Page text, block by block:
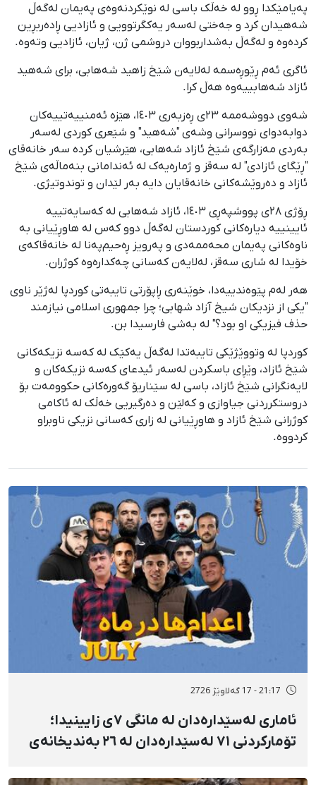
پەیامێکدا ڕوو لە خەڵک باسی لە نوێکردنەوەی پەیمان لەگەڵ
شەهیدان کرد و جەختی لەسەر یەکگرتوویی و ئازادیی ڕادەربڕین
کردەوە و لەگەڵ بەشداربووان دروشمی ژن، ژیان، ئازادیی وتەوە.
ئاگری ئەم ڕێوڕەسمە لەلایەن شێخ زاهید شەهابی، برای شەهید
ئازاد شەهابییەوە هەڵ کرا.
شەوی دووشەممە ٢٣ی ڕەزبەری ١٤٠٣، هێزە ئەمنییەتییەکان
دوابەدوای نووسرانی وشەی "شەهید" و شێعری کوردی لەسەر
بەردی مەزارگەی شێخ ئازاد شەهابی، هێرشیان کردە سەر خانەقای
"ڕێگای ئازادی" لە سەقز و ژمارەیەک لە ئەندامانی بنەماڵەی شێخ
ئازاد و دەروێشەکانی خانەقایان دایە بەر لێدان و توندوتیژی.
ڕۆژی ٢٨ی پووشپەڕی ١٤٠٣، ئازاد شەهابی لە کەسایەتییە
ئایینییە دیارەکانی کوردستان لەگەڵ دوو کەس لە هاوڕێیانی بە
ناوەکانی پەیمان محەممەدی و پەرویز ڕەحیم‌پەنا لە خانەقاکەی
خۆیدا لە شاری سەقز، لەلایەن کەسانی چەکدارەوە کوژران.
هەر لەم پێوەندییەدا، خوێنەری ڕاپۆرتی تایبەتی کوردپا لەژێر ناوی
"یکی از نزدیکان شیخ آزاد شهابی؛ چرا جمهوری اسلامی نیازمند
حذف فیزیکی او بود؟" لە بەشی فارسیدا بن.
کوردپا لە وتووێژێکی تایبەتدا لەگەڵ یەکێک لە کەسە نزیکەکانی
شێخ ئازاد، وێڕای باسکردن لەسەر ئیدعای کەسە نزیکەکان و
لایەنگرانی شێخ ئازاد، باسی لە سێناریۆ گەورەکانی حکوومەت بۆ
دروستکرردنی جیاوازی و کەلێن و دەرگیریی خەڵک لە ئاکامی
کوژرانی شێخ ئازاد و هاوڕێیانی لە زاری کەسانی نزیکی ناوبراو
کردووە.
21:17 - 17 گەلاوێژ 2726
ئاماری لەسێدارەدان لە مانگی ٧ی زایینیدا؛
تۆمارکردنی ٧١ لەسێدارەدان لە ٢٦ بەندیخانەی